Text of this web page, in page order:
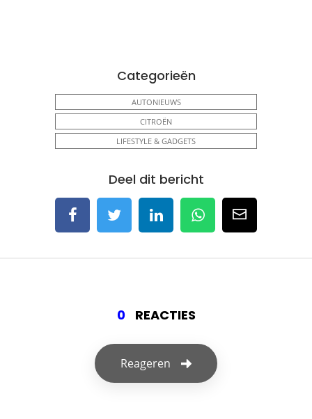
Categorieën
AUTONIEUWS
CITROËN
LIFESTYLE & GADGETS
Deel dit bericht
0 REACTIES
Reageren